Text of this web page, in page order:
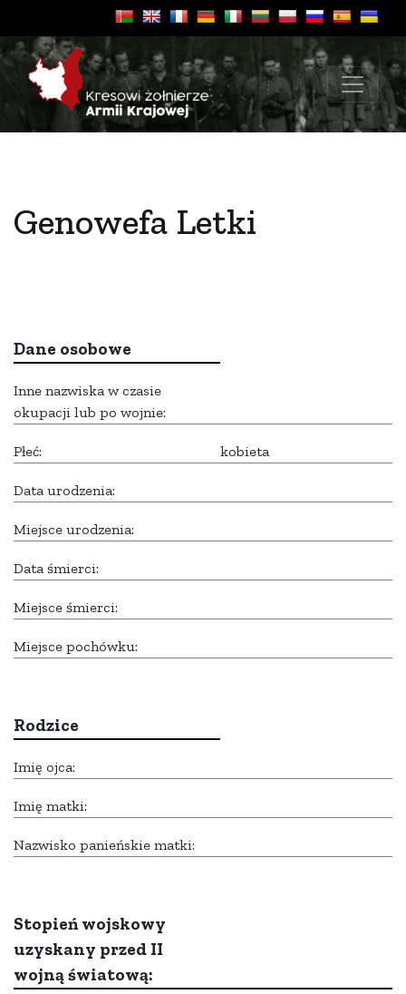
Genowefa Letki
Dane osobowe
Inne nazwiska w czasie
okupacji lub po wojnie:
Płeć: kobieta
Data urodzenia:
Miejsce urodzenia:
Data śmierci:
Miejsce śmierci:
Miejsce pochówku:
Rodzice
Imię ojca:
Imię matki:
Nazwisko panieńskie matki:
Stopień wojskowy
uzyskany przed II
wojną światową: